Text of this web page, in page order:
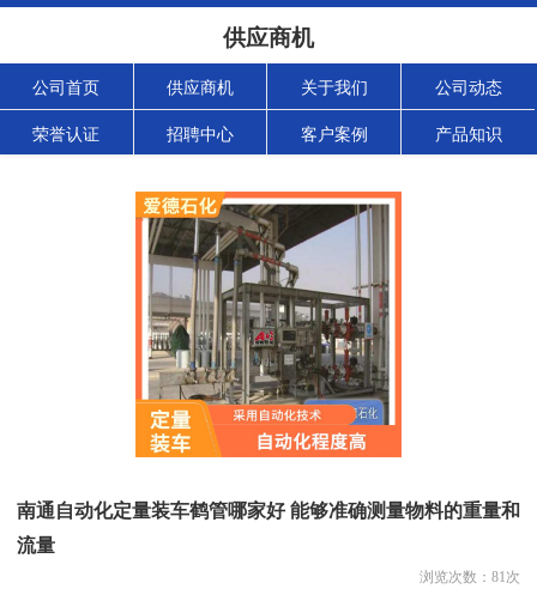
供应商机
公司首页 供应商机 关于我们 公司动态
荣誉认证 招聘中心 客户案例 产品知识
南通自动化定量装车鹤管哪家好 能够准确测量物料的重量和
流量
浏览次数： 81次